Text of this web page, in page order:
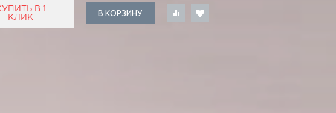
В 1
КЛИК
В КОРЗИНУ